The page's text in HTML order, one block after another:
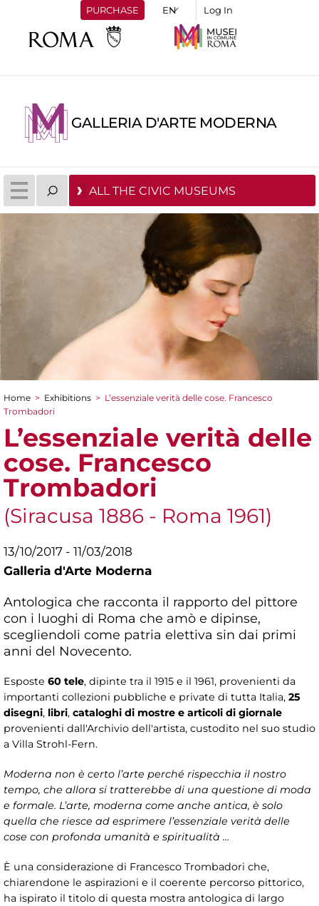
PURCHASE Log In
GALLERIA D'ARTE MODERNA
ALL THE CIVIC MUSEUMS
You are here
Home > Exhibitions > L’essenziale verità delle cose. Francesco
Trombadori
L’essenziale verità delle
cose. Francesco
Trombadori
(Siracusa 1886 - Roma 1961)
13/10/2017 - 11/03/2018
Galleria d'Arte Moderna
Antologica che racconta il rapporto del pittore
con i luoghi di Roma che amò e dipinse,
scegliendoli come patria elettiva sin dai primi
anni del Novecento.
Esposte 60 tele, dipinte tra il 1915 e il 1961, provenienti da
importanti collezioni pubbliche e private di tutta Italia, 25
disegni, libri, cataloghi di mostre e articoli di giornale
provenienti dall'Archivio dell'artista, custodito nel suo studio
a Villa Strohl-Fern.
Moderna non è certo l’arte perché rispecchia il nostro
tempo, che allora si tratterebbe di una questione di moda
e formale. L’arte, moderna come anche antica, è solo
quella che riesce ad esprimere l’essenziale verità delle
cose con profonda umanità e spiritualità …
È una considerazione di Francesco Trombadori che,
chiarendone le aspirazioni e il coerente percorso pittorico,
ha ispirato il titolo di questa mostra antologica di largo